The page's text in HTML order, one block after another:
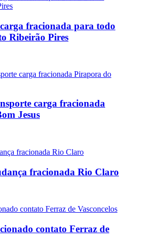
fracionada para todo
Ribeirão Pires
carga fracionada
Jesus
fracionada Rio Claro
contato Ferraz de